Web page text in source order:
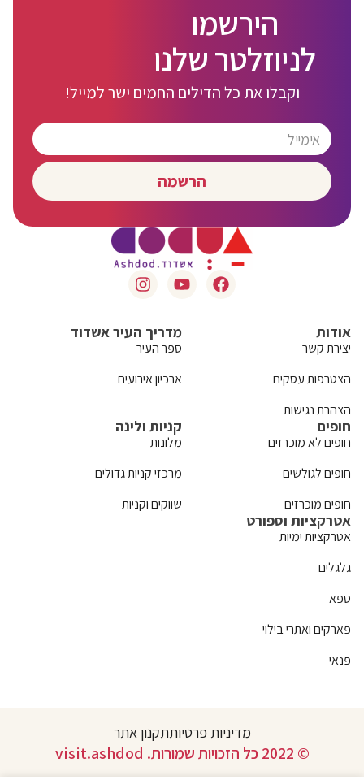
הירשמו
לניוזלטר שלנו
וקבלו את כל הדילים החמים ישר למייל!
הרשמה
אודות
יצירת קשר
הצטרפות עסקים
הצהרת נגישות
מדריך העיר אשדוד
ספר העיר
ארכיון אירועים
חופים
חופים לא מוכרזים
חופים לגולשים
חופים מוכרזים
קניות ולינה
מלונות
מרכזי קניות גדולים
שווקים וקניות
אטרקציות וספורט
אטרקציות ימיות
גלגלים
ספא
פארקים ואתרי בילוי
פנאי
מדיניות פרטיותתקנון אתר
© 2022 כל הזכויות שמורות. visit.ashdod